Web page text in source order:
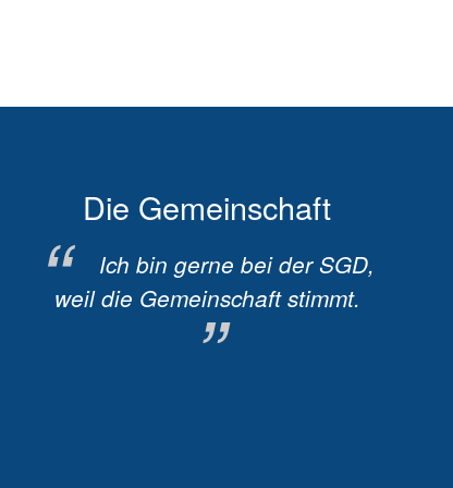
Die Gemeinschaft
Ich bin gerne bei der SGD,
weil die Gemeinschaft stimmt.